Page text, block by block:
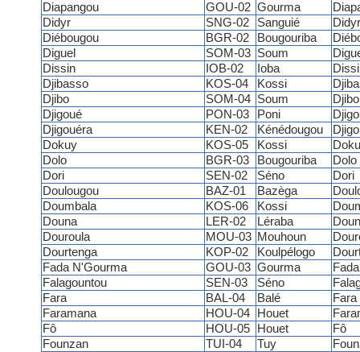
Diapangou
GOU-02 Gourma
Didyr
SNG-02 Sanguié
Didyr
Diébougou
BGR-02 Bougouriba
Diguel
SOM-03 Soum
Dissin
IOB-02 Ioba
Djibasso
KOS-04 Kossi
Djibo
SOM-04 Soum
Djibo
Djigoué
PON-03 Poni
Djigouéra
KEN-02 Kénédougou
Dokuy
KOS-05 Kossi
Dolo
BGR-03 Bougouriba
Dolo
Dori
SEN-02 Séno
Dori
Doulougou
BAZ-01 Bazèga
Doumbala
KOS-06 Kossi
Douna
LER-02 Léraba
Douroula
MOU-03 Mouhoun
Dourtenga
KOP-02 Koulpélogo
Fada N'Gourma
GOU-03 Gourma
Falagountou
SEN-03 Séno
Fara
BAL-04 Balé
Fara
Faramana
HOU-04 Houet
Fô
HOU-05 Houet
Fô
Founzan
TUI-04 Tuy